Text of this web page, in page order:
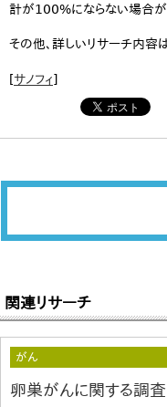
計が100%にならない場合が
その他、詳しいリサーチ内容
[サノフィ]
関連リサーチ
がん
卵巣がんに関する調